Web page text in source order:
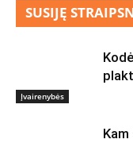
SUSIJĘ
Įvairenybės